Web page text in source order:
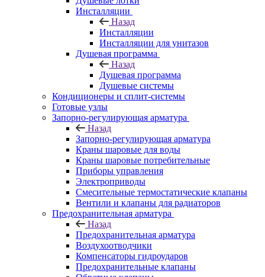
Инсталляции
Назад
Инсталляции
Инсталляции для унитазов
Душевая программа
Назад
Душевая программа
Душевые системы
Кондиционеры и сплит-системы
Готовые узлы
Запорно-регулирующая арматура
Назад
Запорно-регулирующая арматура
Краны шаровые для воды
Краны шаровые потребительные
Приборы управления
Электроприводы
Смесительные термостатические клапаны
Вентили и клапаны для радиаторов
Предохранительная арматура
Назад
Предохранительная арматура
Воздухоотводчики
Компенсаторы гидроударов
Предохранительные клапаны